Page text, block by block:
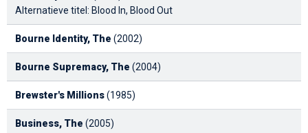
Alternatieve titel: Blood In, Blood Out
Bourne Identity, The (2002)
Bourne Supremacy, The (2004)
Brewster's Millions(1985)
Business, The (2005)